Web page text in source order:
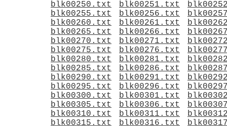
blk00250.txt
blk00251.txt
blk00255.txt
blk00256.txt
blk00260.txt
blk00261.txt
blk00265.txt
blk00266.txt
blk00270.txt
blk00271.txt
blk00275.txt
blk00276.txt
blk00280.txt
blk00281.txt
blk00285.txt
blk00286.txt
blk00290.txt
blk00291.txt
blk00295.txt
blk00296.txt
blk00300.txt
blk00301.txt
blk00305.txt
blk00306.txt
blk00310.txt
blk00311.txt
blk00315.txt
blk00316.txt